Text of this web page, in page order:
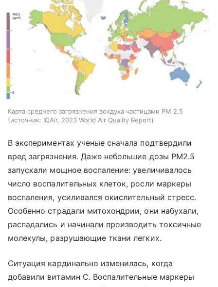
Карта среднего загрязнения вохдуха частицами PM 2.5
источник: IQAir, 2023 World Air Quality Report
В экспериментах ученые сначала подтвердили
вред загрязнения. Даже небольшие дозы PM2.5
запускали мощное воспаление: увеличивалось
число воспалительных клеток, росли маркеры
воспаления, усиливался окислительный стресс.
Особенно страдали митохондрии, они набухали,
распадались и начинали производить токсичные
молекулы, разрушающие ткани легких.
Ситуация кардинально изменилась, когда
добавили витамин C. Воспалительные маркеры